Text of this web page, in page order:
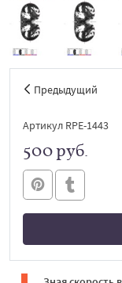
Предыдущий
Артикул RPE-1443
500 руб.